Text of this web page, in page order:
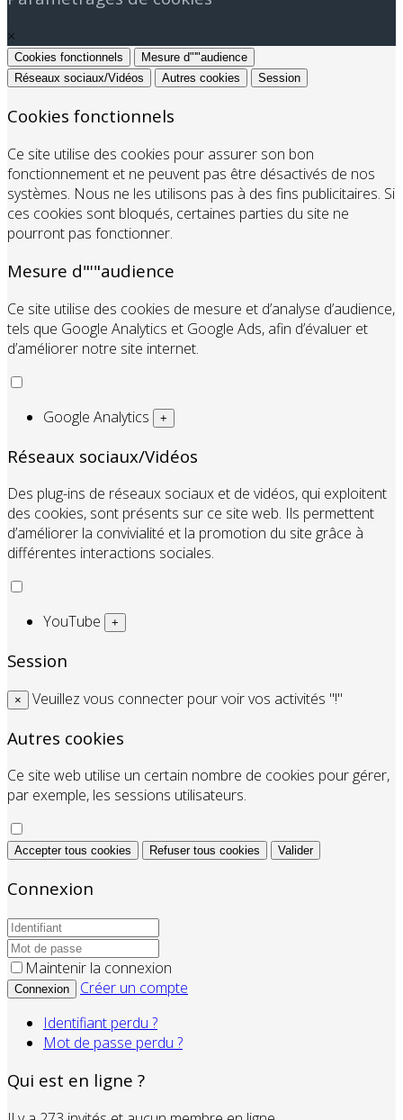
×
Cookies fonctionnels
Mesure d"'"audience
Réseaux sociaux/Vidéos
Autres cookies Session
Cookies fonctionnels
Ce site utilise des cookies pour assurer son bon
fonctionnement et ne peuvent pas être désactivés de nos
systèmes. Nous ne les utilisons pas à des fins publicitaires. Si
ces cookies sont bloqués, certaines parties du site ne
pourront pas fonctionner.
Mesure d"'"audience
Ce site utilise des cookies de mesure et d’analyse d’audience,
tels que Google Analytics et Google Ads, afin d’évaluer et
d’améliorer notre site internet.
Google Analytics +
Réseaux sociaux/Vidéos
Des plug-ins de réseaux sociaux et de vidéos, qui exploitent
des cookies, sont présents sur ce site web. Ils permettent
d’améliorer la convivialité et la promotion du site grâce à
différentes interactions sociales.
YouTube +
Session
× Veuillez vous connecter pour voir vos activités "!"
Autres cookies
Ce site web utilise un certain nombre de cookies pour gérer,
par exemple, les sessions utilisateurs.
Accepter tous cookies Refuser tous cookies Valider
Connexion
Maintenir la connexion
Connexion
Créer un compte
Identifiant perdu ?
Mot de passe perdu ?
Qui est en ligne ?